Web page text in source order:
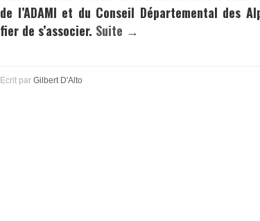
de l’ADAMI et du Conseil Départemental des
fier de s’associer. Suite →
Ecrit par Gilbert D'Alto